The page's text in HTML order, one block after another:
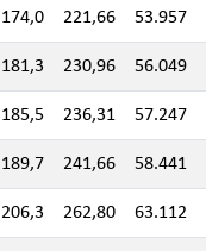
174,0 221,66 53.957
181,3 230,96 56.049
185,5 236,31 57.247
189,7 241,66 58.441
206,3 262,80 63.112